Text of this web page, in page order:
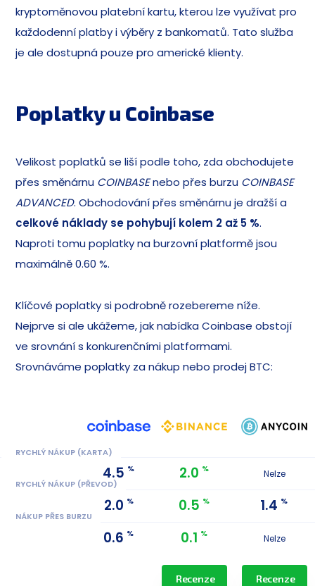
kryptoměnovou platební kartu, kterou lze využívat pro
každodenní platby i výběry z bankomatů. Tato služba
je ale dostupná pouze pro americké klienty.
Poplatky u Coinbase
Velikost poplatků se liší podle toho, zda obchodujete
přes směnárnu COINBASEnebo přes burzu COINBASE
ADVANCED. Obchodování přes směnárnu je dražší a
celkové náklady se pohybují kolem 2 až 5 %.
Naproti tomu poplatky na burzovní platformě jsou
maximálně 0.60 %.
Klíčové poplatky si podrobně rozebereme níže.
Nejprve si ale ukážeme, jak nabídka Coinbase obstojí
ve srovnání s konkurenčními platformami.
Srovnáváme poplatky za nákup nebo prodej BTC:
RYCHLÝ NÁKUP (KARTA)
4.5% 2.0 % Nelze
RYCHLÝ NÁKUP (PŘEVOD)
2.0 % 0.5 % 1.4%
NÁKUP PŘES BURZU
0.6% 0.1 % Nelze
Recenze Recenze